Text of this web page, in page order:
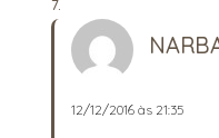
12/12/2016 às 21:35